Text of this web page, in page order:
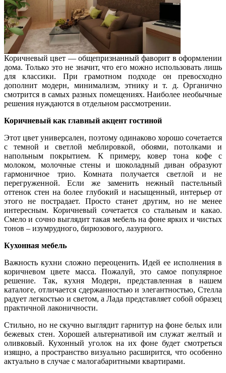
Коричневый цвет — общепризнанныйфаворит в оформлении
дома. Только этоне значит, что его можно использовать лишь
дляклассики. При грамотном подходе он превосходно
дополнит модерн, минимализм, этнику и т. д. Органично
смотрится в самых разных помещениях. Наиболее необычные
решения нуждаются в отдельном рассмотрении.
Коричневый как главный акцент гостиной
Этот цвет универсален, поэтому одинаково хорошо сочетается
с темной и светлой меблировкой, обоями, потолками и
напольным покрытием. К примеру, ковер тона кофе с
молоком, молочные стены и шоколадный диван образуют
гармоничное трио. Комната получается светлой и не
перегруженной. Если же заменить нежный пастельный
оттенок стен на более глубокий и насыщенный, интерьер от
этого не пострадает. Просто станет другим, но не менее
интересным. Коричневый сочетается со стальным и какао.
Смело и сочно выглядит такая мебель на фоне ярких и чистых
тонов – изумрудного, бирюзового, лазурного.
Кухонная мебель
Важность кухни сложно переоценить. Идей ее исполнения в
коричневом цвете масса. Пожалуй, это самое популярное
решение. Так, кухня Модерн, представленная в нашем
каталоге, отличается сдержанностью и элегантностью, Стелла
радует легкостью и светом, а Лада представляет собой образец
практичной лаконичности.
Стильно, но не скучно выглядит гарнитур на фоне белых или
бежевых стен. Хорошей альтернативой им служат желтый и
оливковый. Кухонный уголок на их фоне будет смотреться
изящно, а пространство визуально расширится, что особенно
актуально в случае с малогабаритными квартирами.